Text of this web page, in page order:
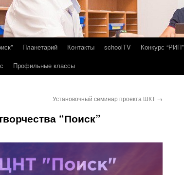
Планетарий Контакты schoolTV
Конкурс “РИП”
Профильные классы
Установочный семинар проекта ШКТ →
“Поиск”